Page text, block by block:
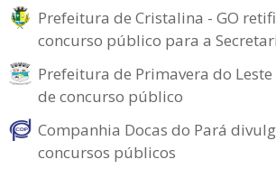
Prefeitura de Cristalina - GO
concurso público para a
Prefeitura de Primavera do
de concurso público
Companhia Docas do Pará
concursos públicos